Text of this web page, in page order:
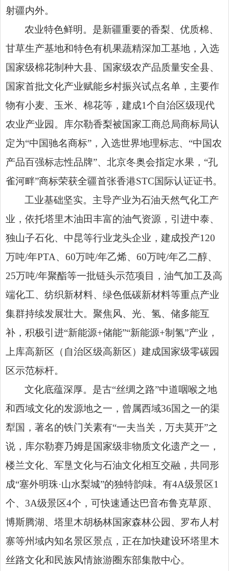
射疆内外。
农业特色鲜明。 是新疆重要的香梨、优质棉、
甘草生产基地和特色有机果蔬精深加工基地，入选
国家级棉花制种大县、国家级农产品质量安全县、
国家首批文化产业赋能乡村振兴试点名单 ， 主要作
物有小麦、玉米、棉花等，建成1个自治区级现代
农业产业园。库尔勒香梨被国家工商总局商标局认
定为“中国驰名商标”，入选世界地理标志、“中国农
产品百强标志性品牌”、北京冬奥会指定水果，“孔
雀河畔”商标荣获全疆首张香港STC国际认证证书。
工业基础坚实。 主导产业为石油天然气化工产
业，依托塔里木油田丰富的油气资源，引进中泰、
独山子石化、中昆等行业龙头企业，建成投产120
万吨/年PTA、 60万吨/年乙烯、 60万吨/年乙二醇、
25万吨/年聚酯等一批链头示范项目，油气加工及高
端化工、纺织新材料、绿色低碳新材料等重点产业
集群持续发展壮大。 聚焦风、光、氢、储多能互
补，积极引进“新能源+储能”“新能源+制氢”产业，
上库高新区 （自治区级高新区） 建成国家级零碳园
区示范标杆。
文化底蕴深厚。 是古“丝绸之路”中道咽喉之地
和西域文化的发源地之一，曾属西域36国之一的渠
犁国，著名的铁门关素有“一夫当关，万夫莫开”之
说，库尔勒赛乃姆是国家级非物质文化遗产之一，
楼兰文化、军垦文化与石油文化相互交融，共同形
成“塞外明珠·山水梨城”的独特韵味。有4A级景区1
个、 3A级景区4个，可快速通达巴音布鲁克草原、
博斯腾湖、塔里木胡杨林国家森林公园、罗布人村
寨等州域内知名景区景点，正在加快建设环塔里木
丝路文化和民族风情旅游圈东部集散中心。